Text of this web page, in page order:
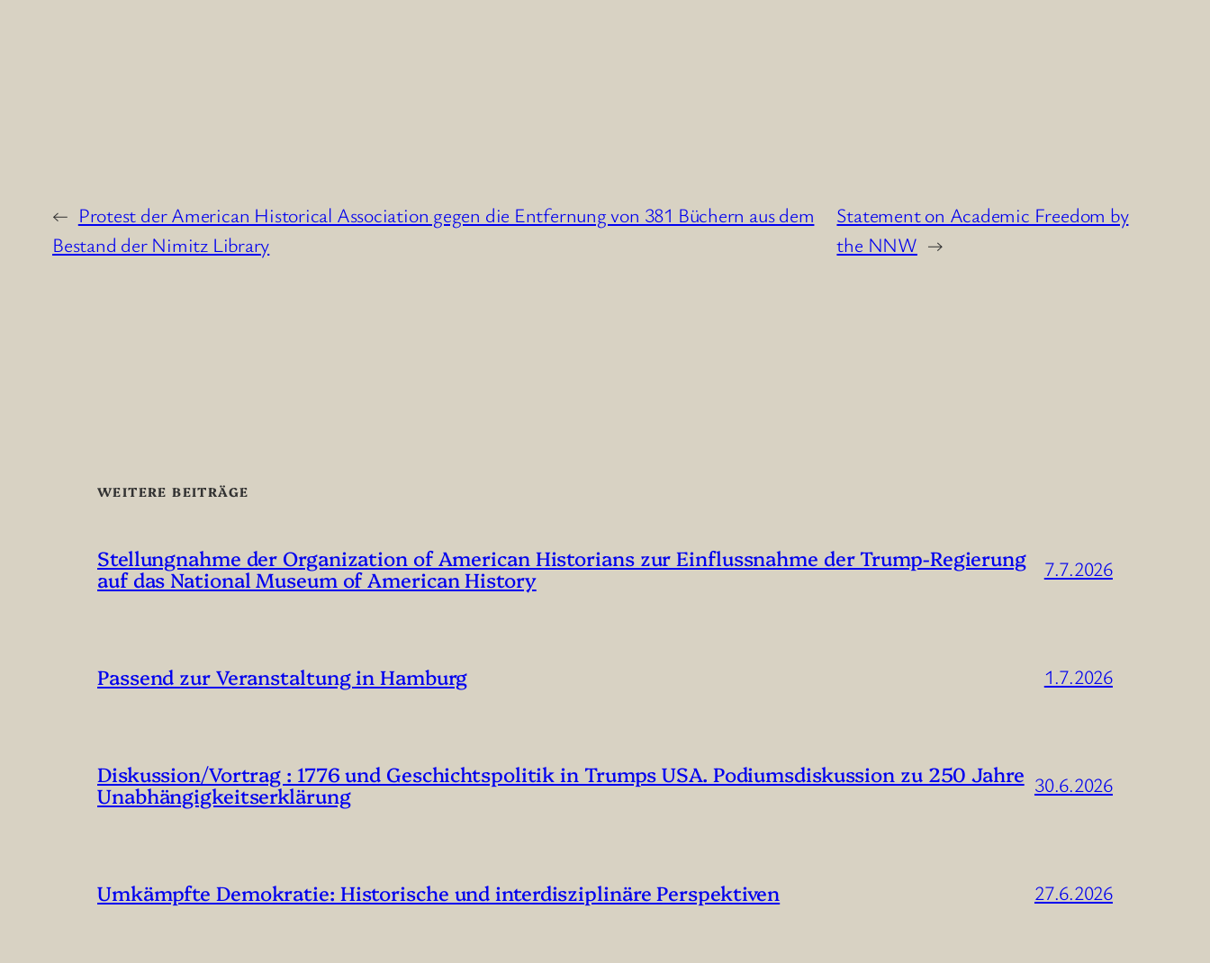
← Protest der American Historical Association gegen die Entfernung von 381 Büchern aus dem
Bestand der Nimitz Library
Statement on Academic Freedom by
the NNW →
WEITERE BEITRÄGE
Stellungnahme der Organization of American Historians zur Einflussnahme der Trump-Regierung
auf das National Museum of American History 7.7.2026
Passend zur Veranstaltung in Hamburg 1.7.2026
Diskussion/Vortrag : 1776 und Geschichtspolitik in Trumps USA. Podiumsdiskussion zu 250 Jahre
Unabhängigkeitserklärung 30.6.2026
Umkämpfte Demokratie: Historische und interdisziplinäre Perspektiven 27.6.2026